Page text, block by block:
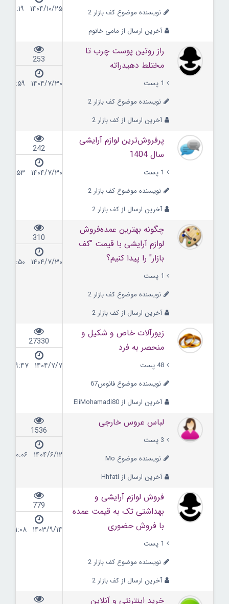
نویسنده موضوع کف بازار 2
آخرین ارسال از مامی خانوم
۱۴۰۴/۱۰/۲۵ ۱۳:۱۹
راز روتین پوست چرب تا
مختلط دهیدراته
1 پست
نویسنده موضوع کف بازار 2
آخرین ارسال از کف بازار 2
253
۱۴۰۴/۷/۳۰ ۱۰:۵۹
پرفروش‌ترین لوازم آرایشی
سال 1404
1 پست
نویسنده موضوع کف بازار 2
آخرین ارسال از کف بازار 2
242
۱۴۰۴/۷/۳۰ ۱۰:۵۳
چگونه بهترین عمده‌فروش
لوازم آرایشی با قیمت "کف
بازار" را پیدا کنیم؟
1 پست
نویسنده موضوع کف بازار 2
آخرین ارسال از کف بازار 2
310
۱۴۰۴/۷/۳۰ ۱۰:۵۰
زیورآلات خاص و شکیل و
منحصر به فرد
48 پست
نویسنده موضوع فانوس67
آخرین ارسال از EliMohamadi80
27330
۱۴۰۴/۷/۷ ۱۹:۴۷
لباس عروس خارجی
3 پست
نویسنده موضوع Mo
آخرین ارسال از Hhfati
1536
۱۴۰۴/۶/۱۲ ۲۰:۰۶
فروش لوازم آرایشی و
بهداشتی تک به قیمت عمده
با فروش حضوری
1 پست
نویسنده موضوع کف بازار 2
آخرین ارسال از کف بازار 2
779
۱۴۰۳/۹/۱۴ ۱۱:۰۸
خرید اینترنتی و آنلاین